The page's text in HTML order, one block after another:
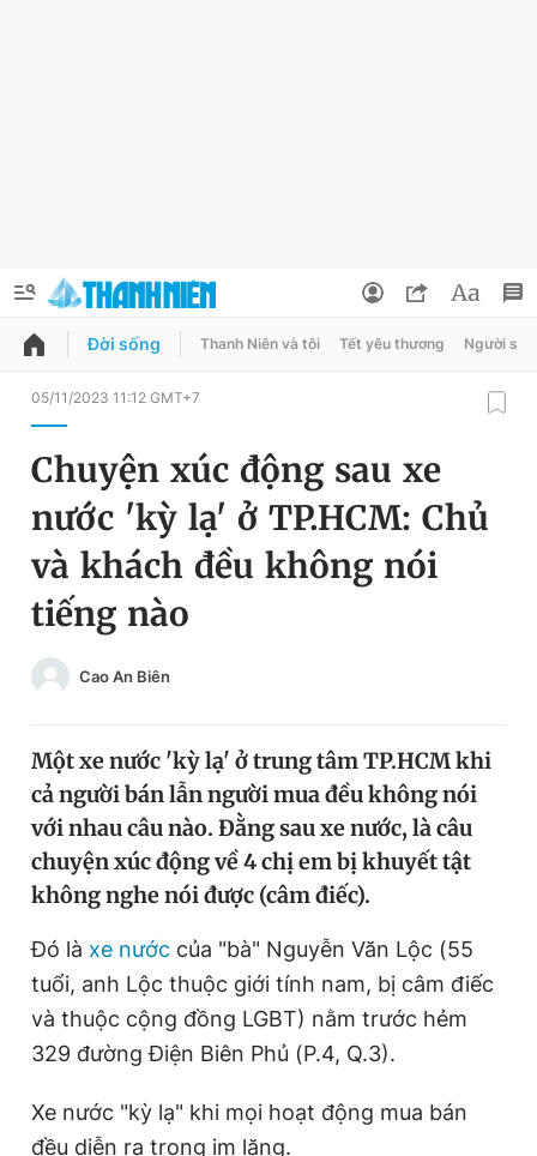
QUẢNG CÁO ĐẶT BÁO
Chuyên mục
Chuyên mục khác
Chào ngày mới
Tin thị trường
Video Magazine
Sản phẩm khác
Tiện ích Bạn cần biết
Thông tin tòa soạn Liên hệ quảng cáo
Đổi mật khẩu
Tin đã lưu
Tin đã xem
Đời sống Thanh Niên và tôi Tết yêu thương Người
05/11/2023 11:12 GMT+7
Chuyện xúc động sau xe
nước 'kỳ lạ' ở TP.HCM: Chủ
và khách đều không nói
tiếng nào
Cao An Biên
Một xe nước 'kỳ lạ' ở trung tâm TP.HCM khi
cả người bán lẫn người mua đều không nói
với nhau câu nào. Đằng sau xe nước, là câu
chuyện xúc động về 4 chị em bị khuyết tật
không nghe nói được (câm điếc).
Đó là xe nước của "bà" Nguyễn Văn Lộc (55
tuổi, anh Lộc thuộc giới tính nam, bị câm điếc
và thuộc cộng đồng LGBT) nằm trước hẻm
329 đường Điện Biên Phủ (P.4, Q.3).
Xe nước "kỳ lạ" khi mọi hoạt động mua bán
đều diễn ra trong im lặng.